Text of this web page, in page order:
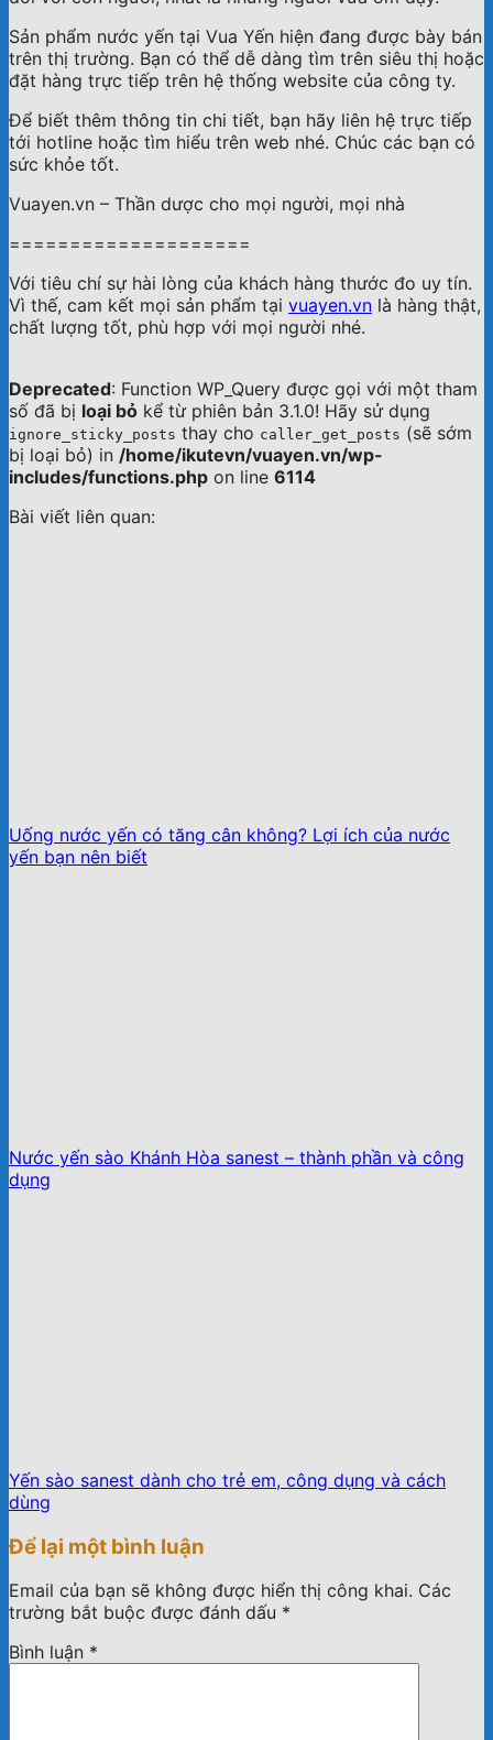
Sản phẩm nước yến tại Vua Yến hiện đang được bày bán
trên thị trường. Bạn có thể dễ dàng tìm trên siêu thị hoặc
đặt hàng trực tiếp trên hệ thống website của công ty.
Để biết thêm thông tin chi tiết, bạn hãy liên hệ trực tiếp
tới hotline hoặc tìm hiểu trên web nhé. Chúc các bạn có
sức khỏe tốt.
Vuayen.vn – Thần dược cho mọi người, mọi nhà
====================
Với tiêu chí sự hài lòng của khách hàng thước đo uy tín.
Vì thế, cam kết mọi sản phẩm tại vuayen.vn là hàng thật,
chất lượng tốt, phù hợp với mọi người nhé.
Deprecated: Function WP_Query được gọi với một tham
số đã bị loại bỏ kể từ phiên bản 3.1.0! Hãy sử dụng
ignore_sticky_posts thay cho caller_get_posts (sẽ sớm
bị loại bỏ) in /home/ikutevn/vuayen.vn/wp-
includes/functions.php on line 6114
Bài viết liên quan:
Uống nước yến có tăng cân không? Lợi ích của nước
yến bạn nên biết
Nước yến sào Khánh Hòa sanest – thành phần và công
dụng
Yến sào sanest dành cho trẻ em, công dụng và cách
dùng
Để lại một bình luận
Email của bạn sẽ không được hiển thị công khai. Các
trường bắt buộc được đánh dấu *
Bình luận *